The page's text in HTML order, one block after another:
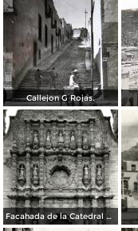
Callejon G Rojas.
Facahada de la Catedral de Zacatecas